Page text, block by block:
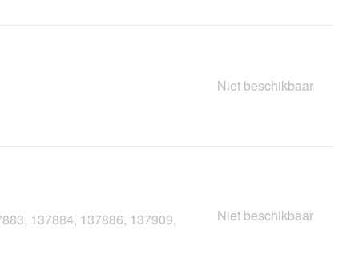
Niet beschikbaar
137884, 137886, 137909,
Niet beschikbaar